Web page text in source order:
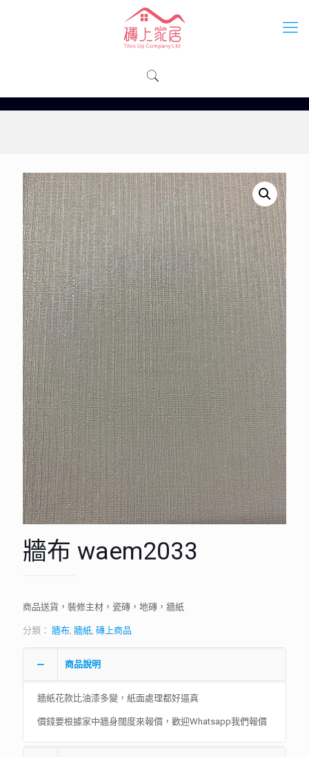
牆布 waem2033
商品送貨，裝修主材，瓷磚，地磚，牆紙
分類： 牆布, 牆紙, 磚上商品
商品說明
牆紙花款比油漆多變，紙面處理都好逼真
價錢要根據家中牆身闊度來報價，歡迎Whatsapp我們報價